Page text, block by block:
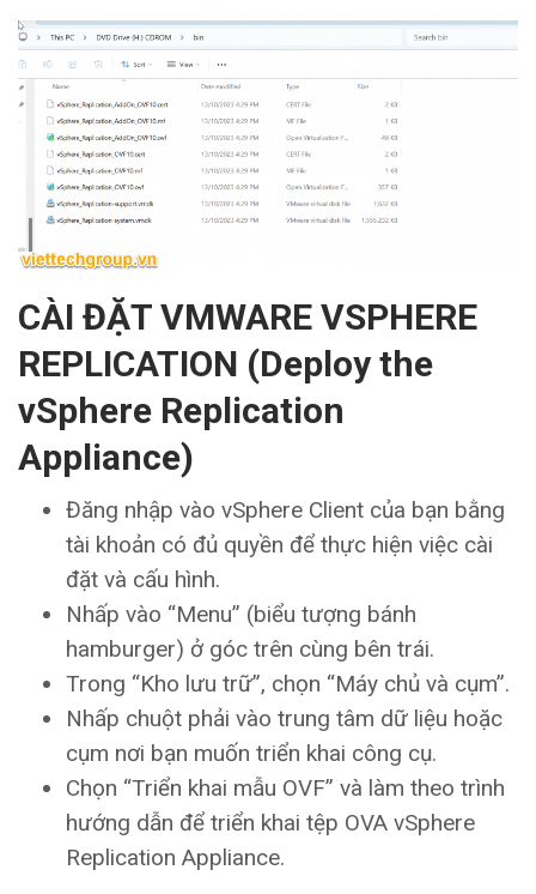
CÀI ĐẶT VMWARE VSPHERE
REPLICATION (Deploy the
vSphere Replication
Appliance)
Đăng nhập vào vSphere Client của bạn bằng
tài khoản có đủ quyền để thực hiện việc cài
đặt và cấu hình.
Nhấp vào “Menu” (biểu tượng bánh
hamburger) ở góc trên cùng bên trái.
Trong “Kho lưu trữ”, chọn “Máy chủ và cụm”.
Nhấp chuột phải vào trung tâm dữ liệu hoặc
cụm nơi bạn muốn triển khai công cụ.
Chọn “Triển khai mẫu OVF” và làm theo trình
hướng dẫn để triển khai tệp OVA vSphere
Replication Appliance.